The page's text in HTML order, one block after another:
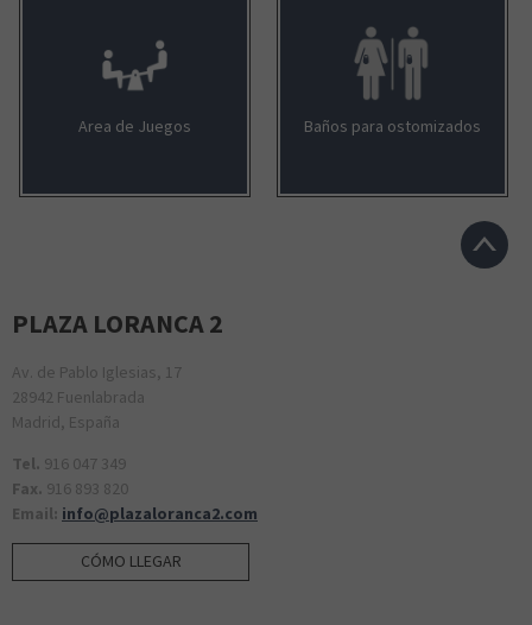
Area de Juegos Baños para ostomizados
PLAZA LORANCA 2
Av. de Pablo Iglesias, 17
28942 Fuenlabrada
Madrid, España
Tel. 916 047 349
Fax. 916 893 820
Email: info@plazaloranca2.com
CÓMO LLEGAR